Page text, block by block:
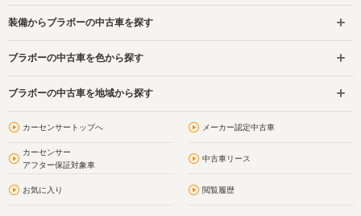
装備からブラボーの中古車を探す
ブラボーの中古車を色から探す
ブラボーの中古車を地域から探す
カーセンサートップへ メーカー認定中古車
カーセンサー
アフター保証対象車
中古車リース
お気に入り 閲覧履歴